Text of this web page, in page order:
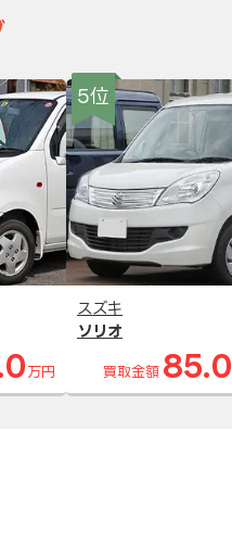
万円
5位
スズキ
ソリオ
買取金額 85.0